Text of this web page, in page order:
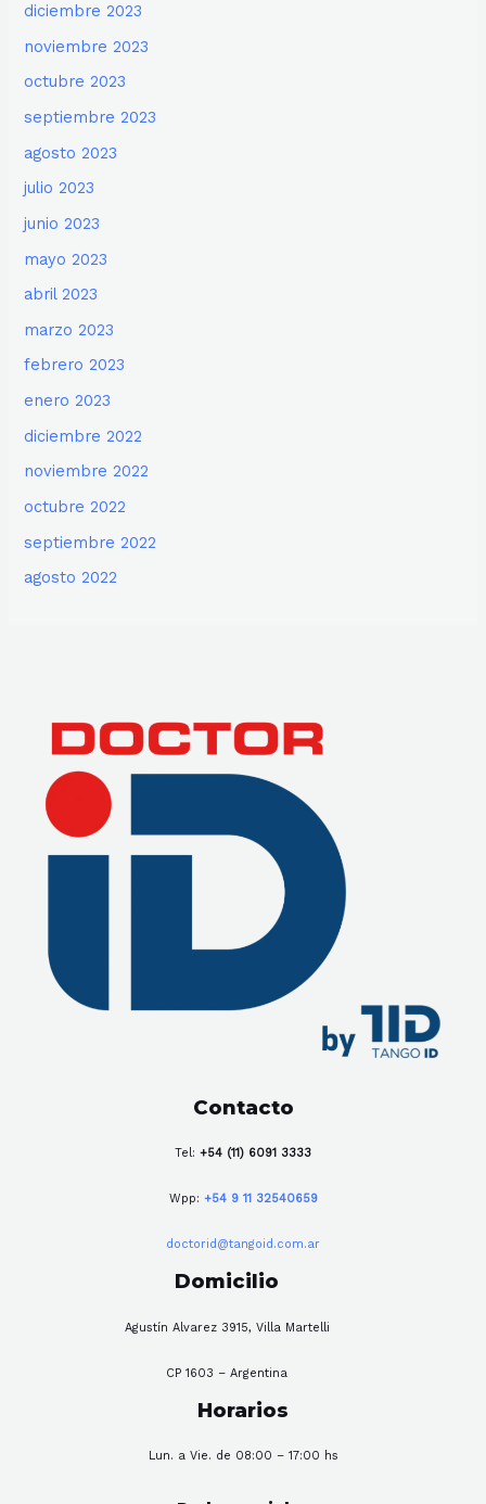
diciembre 2023
noviembre 2023
octubre 2023
septiembre 2023
agosto 2023
julio 2023
junio 2023
mayo 2023
abril 2023
marzo 2023
febrero 2023
enero 2023
diciembre 2022
noviembre 2022
octubre 2022
septiembre 2022
agosto 2022
Contacto
Tel: +54 (11) 6091 3333
Wpp: +54 9 11 32540659
doctorid@tangoid.com.ar
Domicilio
Agustín Alvarez 3915, Villa Martelli
CP 1603 – Argentina
Horarios
Lun. a Vie. de 08:00 – 17:00 hs